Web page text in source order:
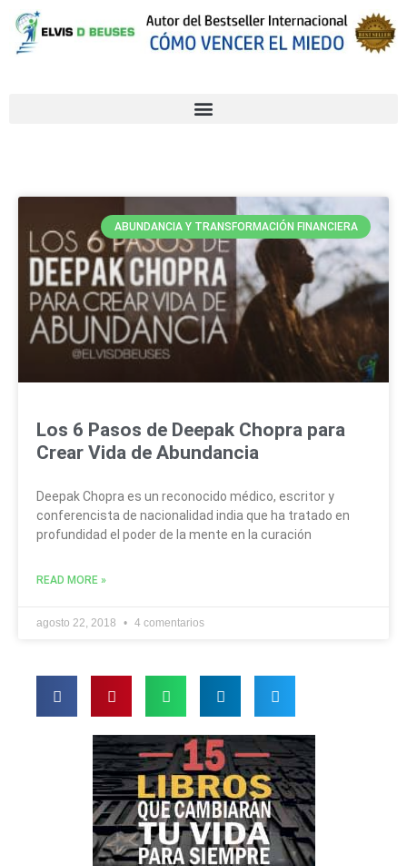
ABUNDANCIA Y TRANSFORMACIÓN FINANCIERA
Los 6 Pasos de Deepak Chopra para
Crear Vida de Abundancia
Deepak Chopra es un reconocido médico, escritor y
conferencista de nacionalidad india que ha tratado en
profundidad el poder de la mente en la curación
READ MORE »
agosto 22, 2018 4 comentarios